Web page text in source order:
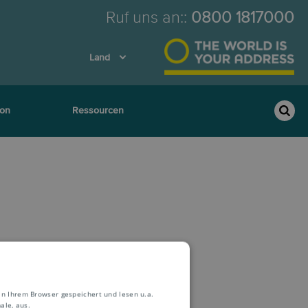
Ruf uns an:: 0800 1817000
Land
Ressourcen
Ihrem Browser gespeichert und lesen u.a.
aus.